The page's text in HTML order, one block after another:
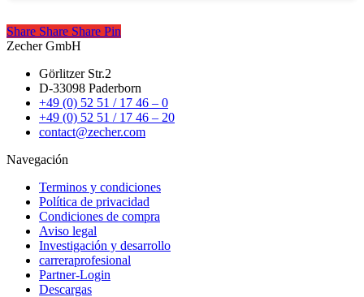
Share
Share Share Share Pin
Zecher GmbH
Görlitzer Str.2
D-33098 Paderborn
+49 (0) 52 51 / 17 46 – 0
+49 (0) 52 51 / 17 46 – 20
contact@zecher.com
Navegación
Terminos y condiciones
Política de privacidad
Condiciones de compra
Aviso legal
Investigación y desarrollo
carreraprofesional
Partner-Login
Descargas